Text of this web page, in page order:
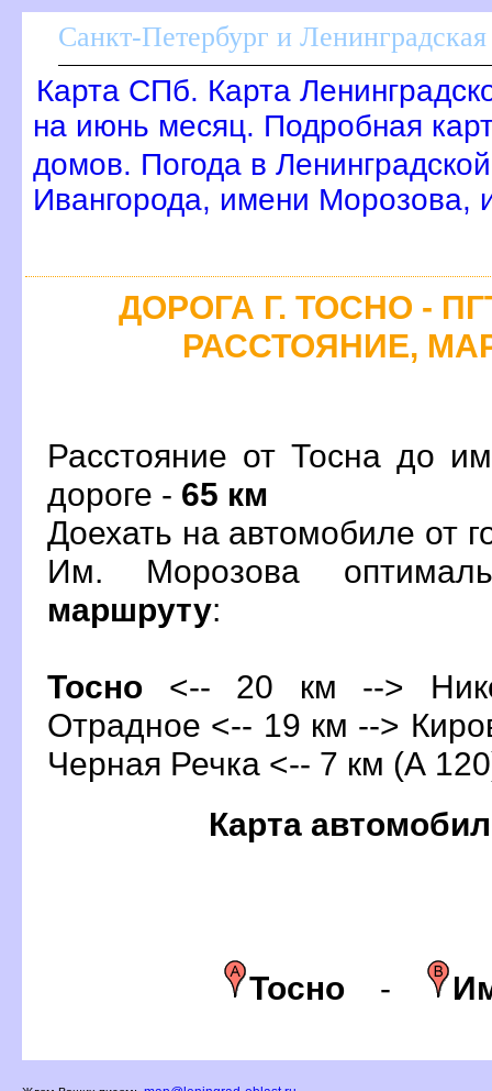
Санкт-Петербург и Ленинградская
Карта СПб. Карта
на июнь месяц. Подробная
домов. Погода в
Ивангорода, имени Морозова,
ДОРОГА Г. ТОСНО -
РАССТОЯНИЕ,
Расстояние от Тосна до
дороге - 65 км
Доехать на автомобиле от
Им. Морозова
маршруту:
Тосно <-- 20 км -->
Отрадное <-- 19 км -->
Черная Речка <-- 7 км (А
Карта
Тосно-